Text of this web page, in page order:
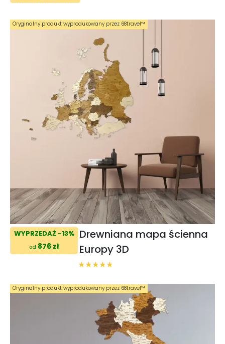
WYPRZEDAŻ -13%
od 876 zł
Drewniana mapa ścienna
Europy 3D
Oryginalny produkt wyprodukowany przez 68travel™️
Oryginalny produkt wyprodukowany przez 68travel™️